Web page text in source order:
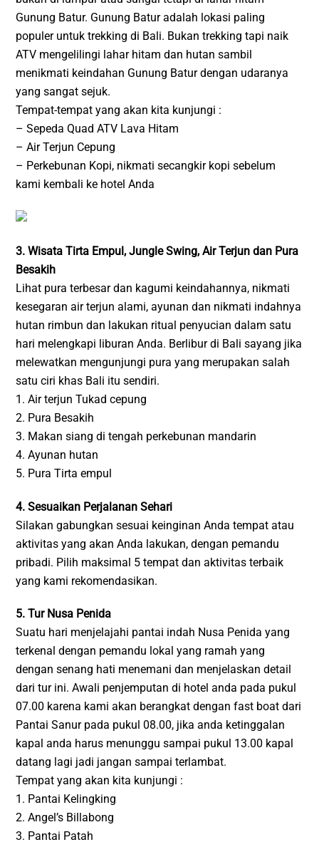
Gunung Batur. Gunung Batur adalah lokasi paling
populer untuk trekking di Bali. Bukan trekking tapi naik
ATV mengelilingi lahar hitam dan hutan sambil
menikmati keindahan Gunung Batur dengan udaranya
yang sangat sejuk.
Tempat-tempat yang akan kita kunjungi :
– Sepeda Quad ATV Lava Hitam
– Air Terjun Cepung
– Perkebunan Kopi, nikmati secangkir kopi sebelum
kami kembali ke hotel Anda
3. Wisata Tirta Empul, Jungle Swing, Air Terjun dan Pura
Besakih
Lihat pura terbesar dan kagumi keindahannya, nikmati
kesegaran air terjun alami, ayunan dan nikmati indahnya
hutan rimbun dan lakukan ritual penyucian dalam satu
hari melengkapi liburan Anda. Berlibur di Bali sayang jika
melewatkan mengunjungi pura yang merupakan salah
satu ciri khas Bali itu sendiri.
1. Air terjun Tukad cepung
2. Pura Besakih
3. Makan siang di tengah perkebunan mandarin
4. Ayunan hutan
5. Pura Tirta empul
4. Sesuaikan Perjalanan Sehari
Silakan gabungkan sesuai keinginan Anda tempat atau
aktivitas yang akan Anda lakukan, dengan pemandu
pribadi. Pilih maksimal 5 tempat dan aktivitas terbaik
yang kami rekomendasikan.
5. Tur Nusa Penida
Suatu hari menjelajahi pantai indah Nusa Penida yang
terkenal dengan pemandu lokal yang ramah yang
dengan senang hati menemani dan menjelaskan detail
dari tur ini. Awali penjemputan di hotel anda pada pukul
07.00 karena kami akan berangkat dengan fast boat dari
Pantai Sanur pada pukul 08.00, jika anda ketinggalan
kapal anda harus menunggu sampai pukul 13.00 kapal
datang lagi jadi jangan sampai terlambat.
Tempat yang akan kita kunjungi :
1. Pantai Kelingking
2. Angel’s Billabong
3. Pantai Patah